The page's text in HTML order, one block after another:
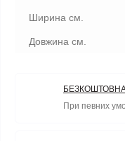
Ширина см.
Довжина см.
При певних